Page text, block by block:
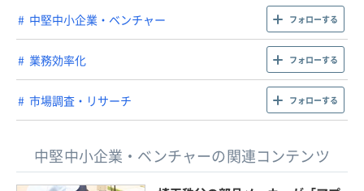
中堅中小企業・ベンチャー フォローする
業務効率化 フォローする
市場調査・リサーチ フォローする
中堅中小企業・ベンチャーの関連コンテンツ